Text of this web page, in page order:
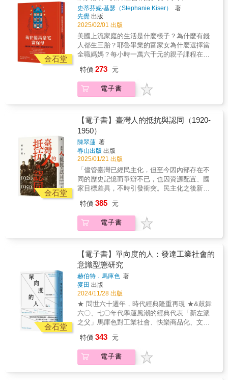
他人，自尊心較高  懂得察言觀色，習慣周全
大局  任勞任怨、腳踏實地、值得信賴  勇於
面對挑戰、學習意願高、追求成長  蠟燭型人
格，習慣燃燒自己，照亮別人，忽略自己的需
求 【一致推薦】 羽茜（作家） 吳沛憶（立法
委員） 洪仲清（臨床心理師） 苗博雅（臺北市
理師、親職教養作家） 盧建彰（詩人導演） 藍
鬼故事，跨世代、跨階層的長女們，有做不完
的照顧勞動，小時候照顧弟妹、成年照顧弟妹
的小孩、中年照顧年邁的父母，職場還要照顧
任性的同事。她們不是天生充滿責任感，而是
社會把照顧堆在女人肩上，長女來不及做個孩
子，就要進入照顧鏈裡補位。長女要愛自己，
不能只是買珍珠，得打掉父權違建、排序迷
思，讓家人攜手做照顧的夥伴。
&mdash;&mdash;藍佩嘉（臺大社會系教授）
「親職化兒童」指孩子成為「小媽媽」。在家
中得承擔更多家務、照顧弟妹，有些甚至中斷
學業、打工賺錢幫忙還債，或需要照顧失能的
家長。這些人常常是家中的長女，當他們成為
家中的小小支柱，讓大人感到無比安慰。這樣
的孩子可能因此得到家人的認同、肯定甚至是
依賴，但大人卻往往忽略了他其實還是個孩
多替自己想一些，把自己愛回來。
&mdash;&mdash;蔡宜芳（諮商心理師、親職
教養作家） 關心原生家庭議題的朋友，很容易
就能注意到，我們文化中長女的委屈與眼淚。
尤其如果家裡子嗣眾多，甚至父母或祖父母病
重，長女經常是優先被犧牲的對象。從小便失
去童年，要照顧弟妹、長輩，甚至弟妹如果犯
錯，長女還要被連坐處罰，說是沒有做好模
範、沒有教好弟妹─父母藉此直接甩鍋自己的教
養責任。很感謝小花媽願意碰觸長女議題，這
洪仲清（臨床心理師） 理想上，父母要一視同
仁的愛著每個孩子，但長女多半不被當成孩子
而是父母的助理，甚至是代理，父母要她們分
相？媒體與科學家關於真相與話語權的角力
戰》將幫助我們看見科學界與新聞媒體之間的
重要關係。▎當科學家沉默，當真相被隱瞞，
科學傳播的裂痕可能帶來不可挽回的後果。費
歐娜‧福克斯（Fiona Fox） 帶領我們深入剖析
過去二十年科學界最具爭議的故事，如：當轉
基因食品的「恐懼標題」成為茶餘飯後的話
題，身為科技媒體中心的執行長，如何肩負起
聞戰場的聳動標題中，盡力維護科學研究結果
能夠被正確傳遞，以及各項資訊的公開，捍衛
大眾對於科學的信任。如果你想知道：¤ 科學
技、生化、醫學議題的理解？¤ 為何科學家選
擇「沉默」或被「禁聲」，而這又會帶來何種
影響？¤ 科學的複雜與微妙，如何在媒體的喧
囂中失去立足之地？本書推薦給：✓ 對科技、
媒體與社會影響交集感興趣的人✓ 關心重要科
學議題的讀者✓ 渴望瞭解科學報導重要性的讀
者誠摯推薦台灣科技媒體中心執行長 陳璽尹
中正大學特聘教授／台灣科學媒體協會理事
成為頭條新聞時，費歐娜‧福克斯……總在事件
科學應該被討論的方式。」——賈斯汀‧韋伯
★「一本坦率的內幕記述……[福克斯] 揭示了
前線科學如何像任何政治劇一樣混亂、複雜且
充滿派系鬥爭。」——安賈娜‧阿胡賈，
《Spike: The Virus Versus the People》合著
者★「媒體對科學故事和突破的報導方式從未
如此重要和切題……這本書應該列為推薦讀
物。」——吉姆‧艾爾–哈利利，《The Life
Scientific》主持人★「疫情一再顯示出準確報
導科學的重要性……福克斯提供了一些引人入
勝的故事，描繪了這場持續鬥爭的起伏。」
——大衛‧斯皮格霍爾特，《The Art of
Statistics》作者★「一部生動的記述，揭示了
記者與科學家如何互動。」——戴維‧威利茨，
前英國大學與科學部長
金石堂
史蒂芬妮‧基瑟（Stephanie Kiser）
著
先覺 出版
2025/02/01 出版
美國上流家庭的生活是什麼樣子？為什麼有錢
人都生三胎？耶魯畢業的富家女為什麼選擇當
全職媽媽？每小時一萬六千元的親子課程在上
九雲 誠摯推薦出身底層的25歲保母，在美國上
流階級看見的教養與生活實況史蒂芬妮的父母
用微薄薪水窮養四個孩子，她從小被評估為
4.5％，月還款3萬5，錢都拿去繳利息，本金幾
乎沒減少。窮途末路的她，只好展開從未想過
的職涯：幫紐約上東區富豪家庭帶小孩，擔任
富N代幼兒的「私人特助」。每週實領3萬8千元
現金，依照不同家庭的工作狀況，年薪上看240
到480萬台幣。這份薪水看似解決了生活困境，
幾年下來，她也對富豪家任性難搞的孩子們產
生了感情──然而，長達12小時的工時讓她幾乎
沒有餘力經營真正的人生，更別提曾經有過的
寫作夢……金錢能買到的東西、階級的現實、
影的史蒂芬妮。她也同時看見，即使是有錢人
家裡高學歷、高成就的媽媽，也和普通家庭的
媽媽一樣，面對著過多的要求、失衡的親職分
於擁有幸福嗎？她應該繼續待在僱主家，還是
放棄這份高收入，勇敢為自己的夢想去闖一
闖？這本書寫出了對頂層社會的貼身窺奇、打
破貧窮複製的激勵過程、對母職和階級的深刻
思考，絕對令人難忘！ ★★★在美國，從某些
事情就能看出一個人是富到流油還是窮到吃
土。在我老家，後院停了數十輛車的家庭絕對
是窮到爆，那些車大多是破車，滿懷著希望撿
但在東漢普頓，車道停滿車的人家一定有錢到
爆，而有錢指數排行榜的榜首還不是車子，而
是比車子更昂貴的──小孩。在上東區，養三個
小孩是身分地位的象徵，彷彿在向全世界宣
告：這家人不僅生活在全美國最貴的地段，而
特價 273 元
電子書
金石堂
【電子書】臺灣人的抵抗與認同（1920-
1950）
陳翠蓮 著
春山出版 出版
2025/01/21 出版
「儘管臺灣已經民主化，但至今因內部存在不
同的歷史記憶而爭辯不已，也因資源配置、國
家目標差異，不時引發衝突。民主化之後新生
向心：包括如何增進臺灣這塊土地上先來後到
不同族群之間的相互理解；如何對一起走過的
苦難與變革形成集體記憶、產生共感；如何使
人們不僅滿意並珍惜現在的生活，且願意為未
來攜手打拚、挺身護衛，臺灣共同體才能夠堅
定凝聚、屹立不搖。」何謂「臺灣人」？這是
一九二〇年代臺灣知識分子提出的問題，百年
來不斷迴盪，鋪展出一條追尋認同的崎嶇道
路。本書將帶領我們回溯從日治中期到戰後初
期，臺灣國族認同逐步確立的曲折歷程。故事
始於臺灣議會設置請願運動與文化協會的誕
生。知識分子喊出「臺灣是臺灣人的臺灣」，
試圖透過政治與文化運動激發臺灣人的集體意
菁英階層，未能廣泛滲透大眾生活。作者隨後
探討了日治時期臺灣認同與祖國情懷的糾葛，
尤其是吳濁流等知識分子的「祖國想像」。他
特價 385 元
電子書
金石堂
【電子書】單向度的人：發達工業社會的
意識型態研究
赫伯特．馬庫色 著
麥田 出版
2024/11/28 出版
★ 問世六十週年，時代經典隆重再現 ★&鼓舞
六〇、七〇年代學運風潮的經典代表「新左派
之父」馬庫色對工業社會、快樂商品化、文化
學社會學系教授兼主任）&▎當代「美好生活」
的副作用：身處看似多元，實則封閉的政治、
文化、話語領域，發不出力的內在反動與批
特價 343 元
電子書